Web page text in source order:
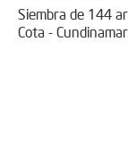
Siembra de 144
Cota -